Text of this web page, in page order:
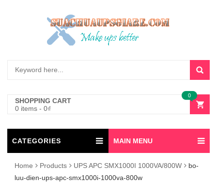
SHOPPING CART
0 items - 0₫
0
CATEGORIES MAIN MENU
Home Products UPS APC SMX1000I 1000VA/800W
bo-
luu-dien-ups-apc-smx1000i-1000va-800w